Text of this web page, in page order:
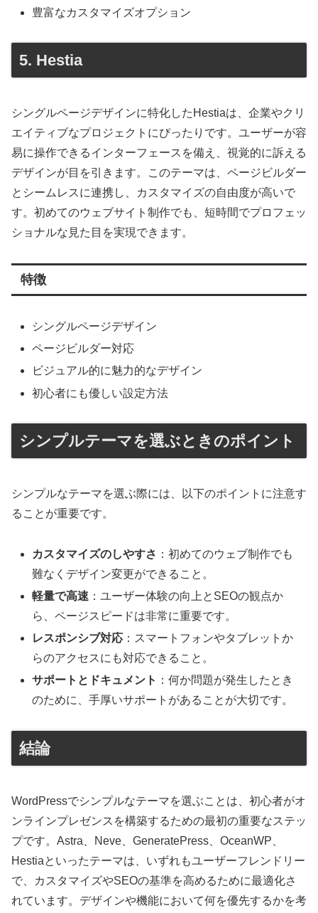
豊富なカスタマイズオプション
5. Hestia
シングルページデザインに特化したHestiaは、企業やクリ
エイティブなプロジェクトにぴったりです。ユーザーが容
易に操作できるインターフェースを備え、視覚的に訴える
デザインが目を引きます。このテーマは、ページビルダー
とシームレスに連携し、カスタマイズの自由度が高いで
す。初めてのウェブサイト制作でも、短時間でプロフェッ
ショナルな見た目を実現できます。
特徴
シングルページデザイン
ページビルダー対応
ビジュアル的に魅力的なデザイン
初心者にも優しい設定方法
シンプルテーマを選ぶときのポイント
シンプルなテーマを選ぶ際には、以下のポイントに注意す
ることが重要です。
カスタマイズのしやすさ ：初めてのウェブ制作でも
難なくデザイン変更ができること。
軽量で高速 ：ユーザー体験の向上とSEOの観点か
ら、ページスピードは非常に重要です。
レスポンシブ対応 ：スマートフォンやタブレットか
らのアクセスにも対応できること。
サポートとドキュメント ：何か問題が発生したとき
のために、手厚いサポートがあることが大切です。
結論
WordPressでシンプルなテーマを選ぶことは、初心者がオ
ンラインプレゼンスを構築するための最初の重要なステッ
プです。Astra、Neve、GeneratePress、OceanWP、
Hestiaといったテーマは、いずれもユーザーフレンドリー
で、カスタマイズやSEOの基準を高めるために最適化さ
れています。デザインや機能において何を優先するかを考